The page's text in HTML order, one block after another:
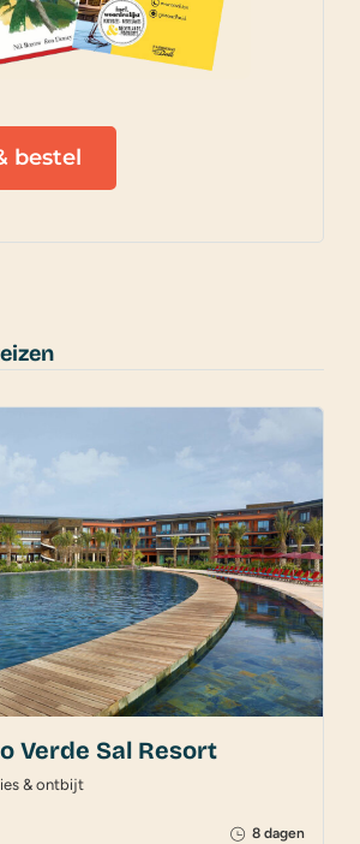
bestel
Verde Sal Resort
& ontbijt
8 dagen